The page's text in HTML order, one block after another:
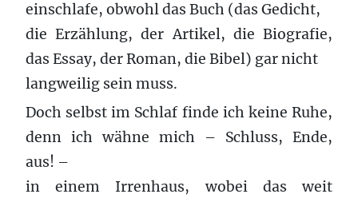
einschlafe, obwohl das Buch (das Gedicht,
die Erzählung, der Artikel, die Biografie,
das Essay, der Roman, die Bibel) gar nicht
langweilig sein muss.
Doch selbst im Schlaf finde ich keine Ruhe,
denn ich wähne mich – Schluss, Ende,
aus! –
in einem Irrenhaus, wobei das weit